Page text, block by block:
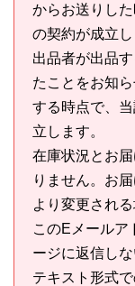
からお送りし
の契約が成立
出品者が出品
たことをお知
する時点で、
立します。
在庫状況とお
りません。お
より変更され
このEメールア
ージに返信し
テキスト形式